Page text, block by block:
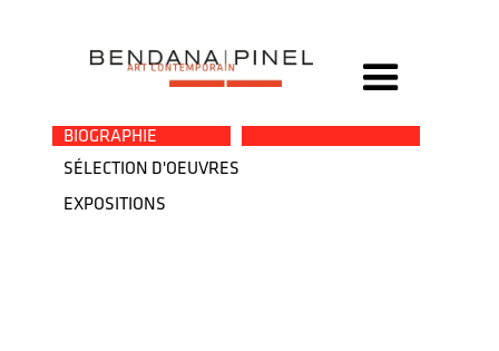
BIOGRAPHIE
SÉLECTION D'OEUVRES
EXPOSITIONS